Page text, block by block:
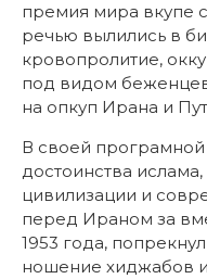
премия мира вкупе
речью вылились в
кровопролитие,
под видом
на опкуп Ирана и
В своей
достоинства
цивилизации и
перед Ираном за
1953 года,
ношение хиджабов и